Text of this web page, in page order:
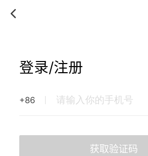
登录/注册
+86
获取验证码